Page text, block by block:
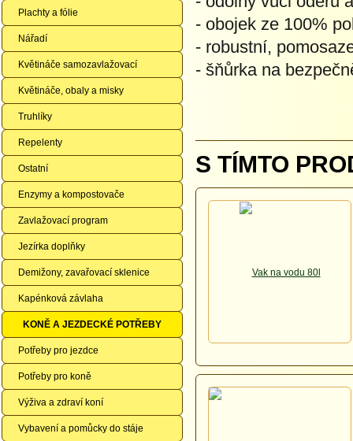
Plachty a fólie
Nářadí
Květináče samozavlažovací
Květináče, obaly a misky
Truhlíky
Repelenty
Ostatní
Enzymy a kompostovače
Zavlažovací program
Jezírka doplňky
Demižony, zavařovací sklenice
Kapénková závlaha
KONĚ A JEZDECKÉ POTŘEBY
Potřeby pro jezdce
Potřeby pro koně
Výživa a zdraví koní
Vybavení a pomůcky do stáje
- obojek ze 100%
- robustní,
- šňůrka na
S TÍMTO